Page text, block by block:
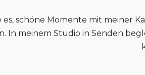
es, schöne Momente mit meiner
In meinem Studio in Senden